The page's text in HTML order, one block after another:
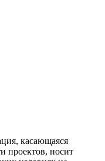
касающаяся
проектов, носит